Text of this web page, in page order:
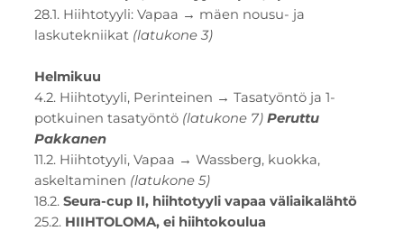
28.1. Hiihtotyyli: Vapaa → mäen nousu- ja
laskutekniikat (latukone 3)
Helmikuu
4.2. Hiihtotyyli, Perinteinen → Tasatyöntö ja 1-
potkuinen tasatyöntö (latukone 7) Peruttu
Pakkanen
11.2. Hiihtotyyli, Vapaa → Wassberg, kuokka,
askeltaminen (latukone 5)
18.2. Seura-cup II, hiihtotyyli vapaa väliaikalähtö
25.2. HIIHTOLOMA, ei hiihtokoulua